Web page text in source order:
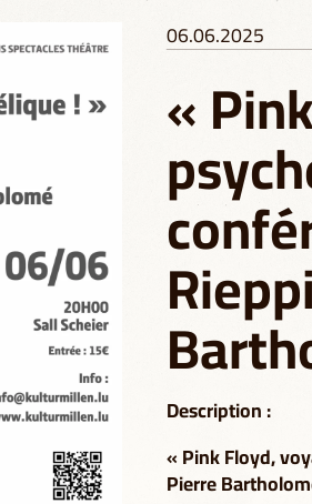
06.06.2025
«
Description :
« Pink Floyd,
Pierre